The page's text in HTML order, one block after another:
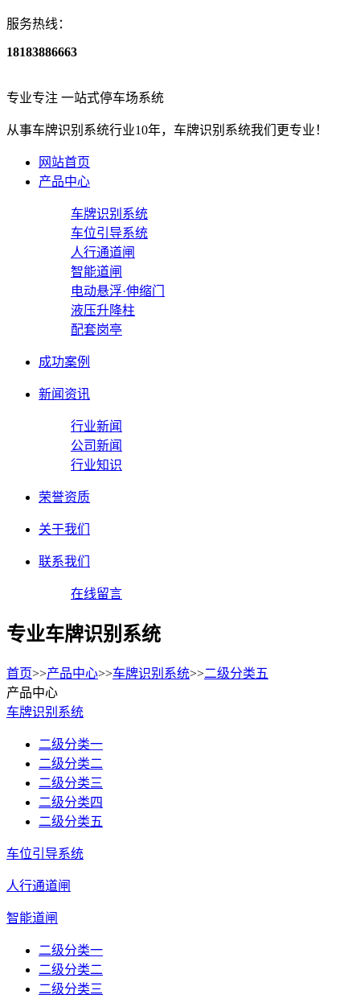
服务热线：
18183886663
专业专注 一站式停车场系统
从事车牌识别系统行业10年，车牌识别系统我们更专业！
网站首页
产品中心
车牌识别系统
车位引导系统
人行通道闸
智能道闸
电动悬浮·伸缩门
液压升降柱
配套岗亭
成功案例
新闻资讯
行业新闻
公司新闻
行业知识
荣誉资质
关于我们
联系我们
在线留言
专业车牌识别系统
首页>>产品中心>>车牌识别系统>>二级分类五
产品中心
车牌识别系统
二级分类一
二级分类二
二级分类三
二级分类四
二级分类五
车位引导系统
人行通道闸
智能道闸
二级分类一
二级分类二
二级分类三